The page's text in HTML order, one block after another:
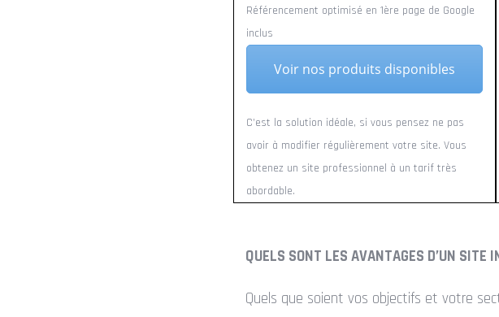
Référencement optimisé en 1ère page de Google
inclus
Voir nos produits disponibles
C’est la solution idéale, si vous pensez ne pas
avoir à modifier régulièrement votre site. Vous
obtenez un site professionnel à un tarif très
abordable.
QUELS SONT LES AVANTAGES D’UN SITE
Quels que soient vos objectifs et votre